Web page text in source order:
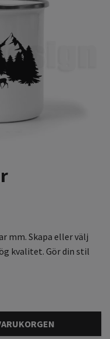
mm. Skapa eller välj
kvalitet. Gör din stil